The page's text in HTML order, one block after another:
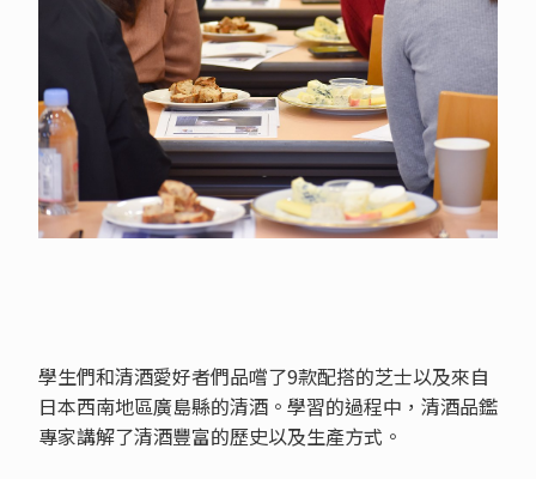
學生們和清酒愛好者們品嚐了9款配搭的芝士以及來自
日本西南地區廣島縣的清酒。學習的過程中，清酒品鑑
專家講解了清酒豐富的歷史以及生產方式。